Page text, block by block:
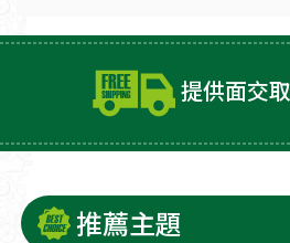
提供面交
推薦主題